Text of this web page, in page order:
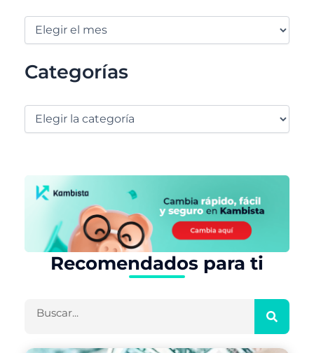
Categorías
Recomendados para ti